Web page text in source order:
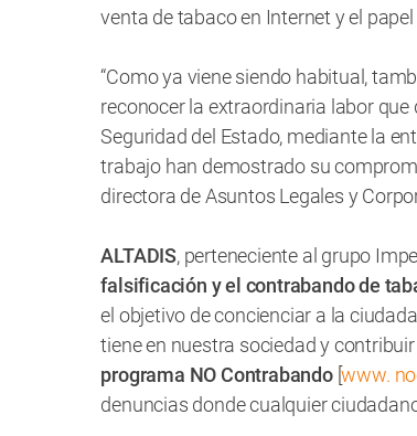
venta de tabaco en Internet y el
“Como ya viene siendo habitual,
reconocer la extraordinaria labor
Seguridad del Estado, mediante la
trabajo han demostrado su
directora de Asuntos Legales y
ALTADIS, perteneciente al grupo
falsificación y el contrabando de
el objetivo de concienciar a la
tiene en nuestra sociedad y
programa NO Contrabando [www.
denuncias donde cualquier